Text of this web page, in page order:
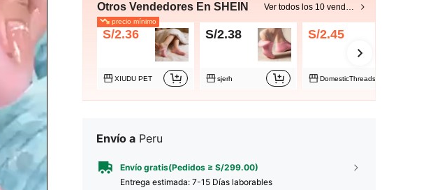
Otros Vendedores En SHEIN Ver todos los 10 vendedores
precio mínimo
S/2.36
XIUDU PET
S/2.38
sjerh
S/2.45
Envío a Peru
Envío gratis(Pedidos ≥ S/299.00)
Entrega estimada: 7-15 Días laborables